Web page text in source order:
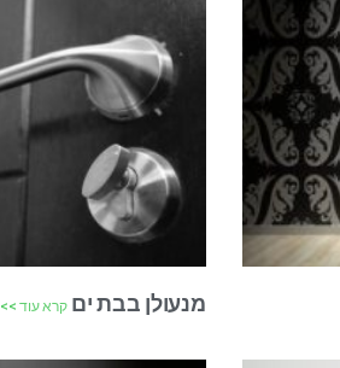
מנעולן בבת יםקרא עוד >>